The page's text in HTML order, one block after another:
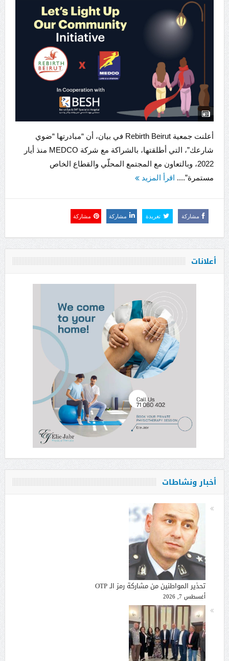
أعلنت جمعية Rebirth Beirut في بيان، أن “مبادرتها “ضوي
شارعك”، التي أطلقتها، بالشراكة مع شركة MEDCO منذ أيار
2022، وبالتعاون مع المجتمع المحلّي والقطاع الخاص
مستمرة”.... اقرأ المزيد
مشاركة تغريدة مشاركة مشاركة
أعلانات
أخبار ونشاطات
تحذير المواطنين من مشاركة رمز الـ OTP
أغسطس 7, 2026